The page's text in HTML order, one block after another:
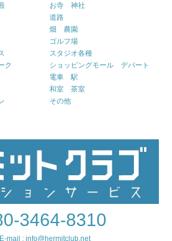
お寺 神社
道路
畑 農園
ゴルフ場
スタジオ各種
ク
ショッピングモール デパート
電車 駅
和室 茶室
その他
3464-8310
E-mail : info@hermitclub.net